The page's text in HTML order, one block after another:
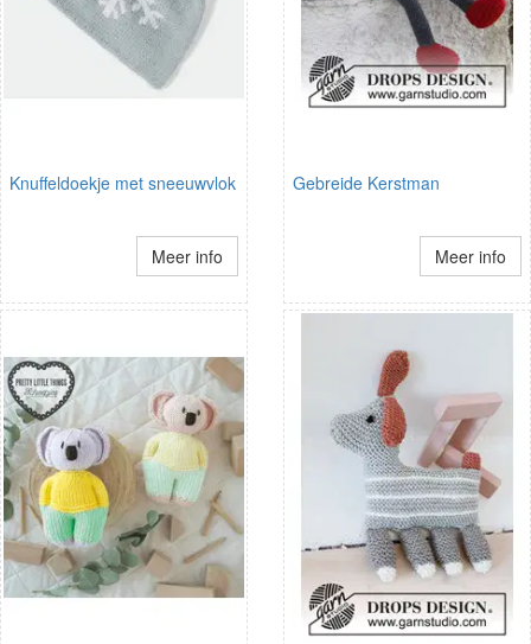
Knuffeldoekje met sneeuwvlok
Meer info
Gebreide Kerstman
Meer info